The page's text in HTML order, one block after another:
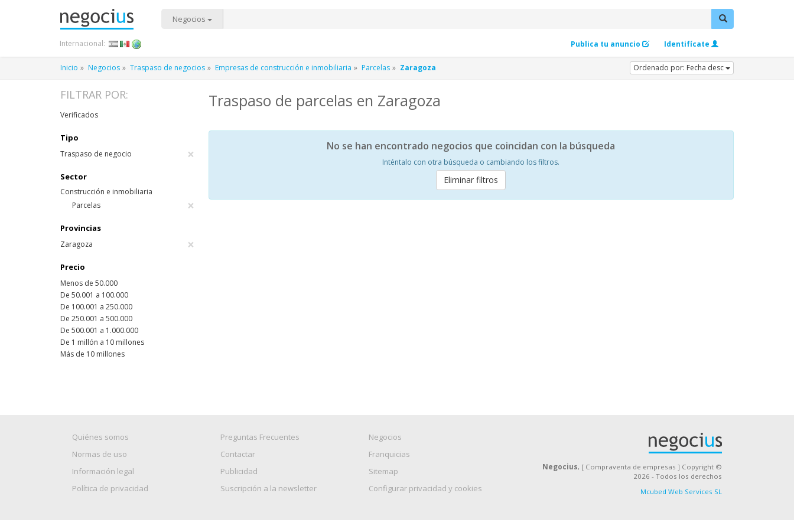
Negocios
Publica tu anuncio Identifícate
Internacional:
Inicio Negocios Traspaso de negocios Empresas de construcción e inmobiliaria Parcelas Zaragoza Ordenado por: Fecha desc
Traspaso de parcelas en Zaragoza
No se han encontrado negocios que coincidan con la búsqueda
Inténtalo con otra búsqueda o cambiando los filtros.
Eliminar filtros
FILTRAR POR:
Verificados
Tipo
Traspaso de negocio ×
Sector
Construcción e inmobiliaria
Parcelas
×
Provincias
Zaragoza ×
Precio
Menos de 50.000
De 50.001 a 100.000
De 100.001 a 250.000
De 250.001 a 500.000
De 500.001 a 1.000.000
De 1 millón a 10 millones
Más de 10 millones
Quiénes somos
Normas de uso
Información legal
Política de privacidad
Preguntas Frecuentes
Contactar
Publicidad
Suscripción a la newsletter
Negocios
Franquicias
Sitemap
Configurar privacidad y cookies
Negocius, [ Compraventa de empresas ] Copyright ©
2026 - Todos los derechos
Mcubed Web Services SL